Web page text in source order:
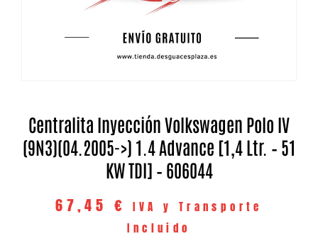
Centralita Inyección Volkswagen Polo IV
(9N3)(04.2005->) 1.4 Advance [1,4 Ltr. – 51
KW TDI] – 606044
67,45 €
IVA y Transporte
Incluido